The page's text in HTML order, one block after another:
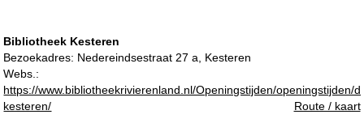
Bibliotheek Kesteren
Bezoekadres: Nedereindsestraat 27 a, Kesteren
Webs.:
https://www.bibliotheekrivierenland.nl/Openingstijden/openingstijden/
kesteren/
Route / kaart